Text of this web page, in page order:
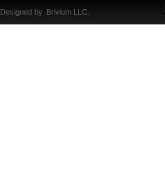
Designed by Brivium LLC.